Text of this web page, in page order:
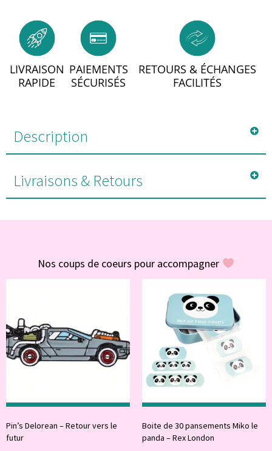
LIVRAISON
RAPIDE
PAIEMENTS
SÉCURISÉS
RETOURS & ÉCHANGES
FACILITÉS
Description
Livraisons & Retours
Nos coups de coeurs pour accompagner
Pin’s Delorean – Retour vers le
futur
Boite de 30 pansements Miko le
panda – Rex London